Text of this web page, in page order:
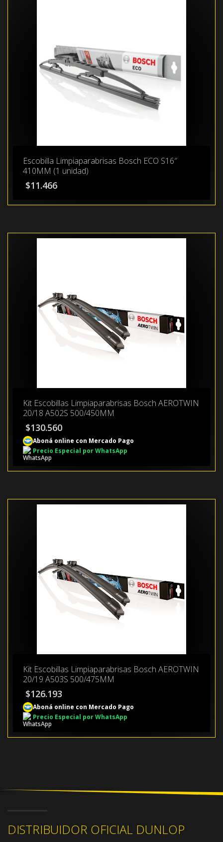
Escobilla Limpiaparabrisas Bosch ECO S16″
410MM (1 unidad)
$11.466
Kit Escobillas Limpiaparabrisas Bosch AEROTWIN
20/18 A502S 500/450MM
$130.560
Aboná online con Mercado Pago
Precio Especial por WhatsApp
Kit Escobillas Limpiaparabrisas Bosch AEROTWIN
20/19 A503S 500/475MM
$126.193
Aboná online con Mercado Pago
Precio Especial por WhatsApp
DISTRIBUIDOR OFICIAL DUNLOP